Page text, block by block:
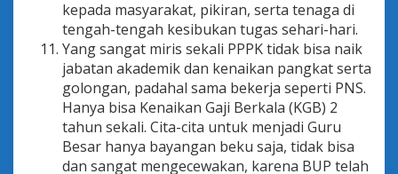
kepada masyarakat, pikiran, serta tenaga di
tengah-tengah kesibukan tugas sehari-hari.
Yang sangat miris sekali PPPK tidak bisa naik
jabatan akademik dan kenaikan pangkat serta
golongan, padahal sama bekerja seperti PNS.
Hanya bisa Kenaikan Gaji Berkala (KGB) 2
tahun sekali. Cita-cita untuk menjadi Guru
Besar hanya bayangan beku saja, tidak bisa
dan sangat mengecewakan, karena BUP telah